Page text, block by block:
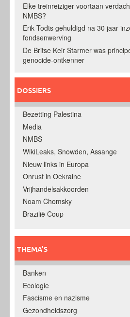
Elke treinreiziger voortaan
NMBS?
Erik Todts gehuldigd na 30 jaar
fondsenwerving
De Britse Keir Starmer was
genocide-ontkenner
DOSSIERS
Bezetting Palestina
Media
NMBS
WikiLeaks, Snowden, Assange
Nieuw links in Europa
Onrust in Oekraine
Vrijhandelsakkoorden
Noam Chomsky
Brazilië Coup
THEMA’S
Banken
Ecologie
Fascisme en nazisme
Gezondheidszorg